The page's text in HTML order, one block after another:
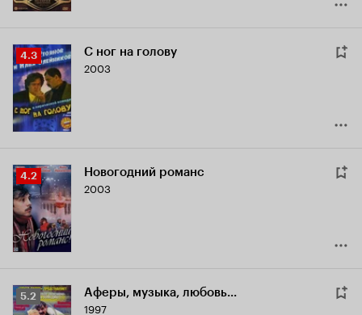
Рейтинг
Кинопоиска
4.3
4.3 С ног на голову
2003
Рейтинг
Кинопоиска
4.2
4.2 Новогодний романс
2003
Рейтинг
Кинопоиска
5.2 Аферы, музыка, любовь...
1997